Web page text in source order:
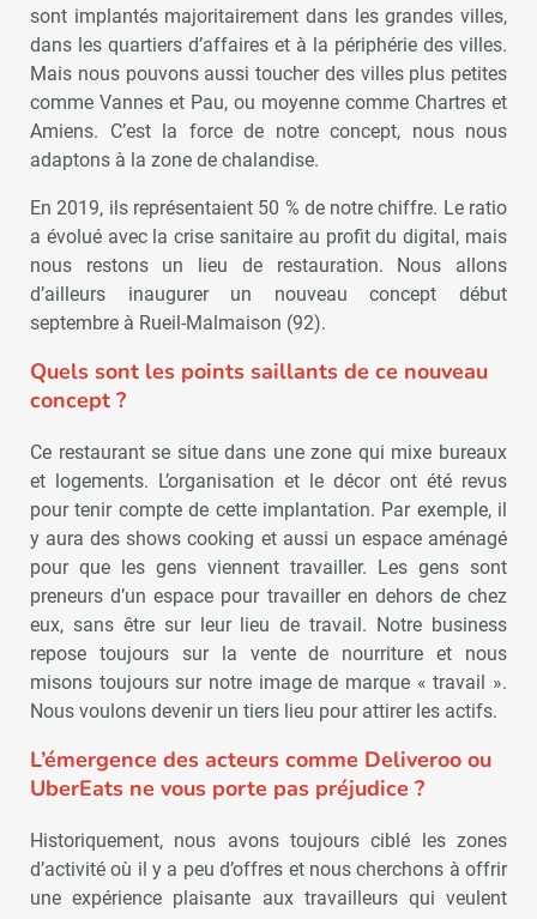
sont implantés majoritairement dans les grandes villes,
dans les quartiers d’affaires et à la périphérie des villes.
Mais nous pouvons aussi toucher des villes plus petites
comme Vannes et Pau, ou moyenne comme Chartres et
Amiens. C’est la force de notre concept, nous nous
adaptons à la zone de chalandise.
En 2019, ils représentaient 50 % de notre chiffre. Le ratio
a évolué avec la crise sanitaire au profit du digital, mais
nous restons un lieu de restauration. Nous allons
d’ailleurs inaugurer un nouveau concept début
septembre à Rueil-Malmaison (92).
Quels sont les points saillants de ce nouveau
concept ?
Ce restaurant se situe dans une zone qui mixe bureaux
et logements. L’organisation et le décor ont été revus
pour tenir compte de cette implantation. Par exemple, il
y aura des shows cooking et aussi un espace aménagé
pour que les gens viennent travailler. Les gens sont
preneurs d’un espace pour travailler en dehors de chez
eux, sans être sur leur lieu de travail. Notre business
repose toujours sur la vente de nourriture et nous
misons toujours sur notre image de marque « travail ».
Nous voulons devenir un tiers lieu pour attirer les actifs.
L’émergence des acteurs comme Deliveroo ou
UberEats ne vous porte pas préjudice ?
Historiquement, nous avons toujours ciblé les zones
d’activité où il y a peu d’offres et nous cherchons à offrir
une expérience plaisante aux travailleurs qui veulent